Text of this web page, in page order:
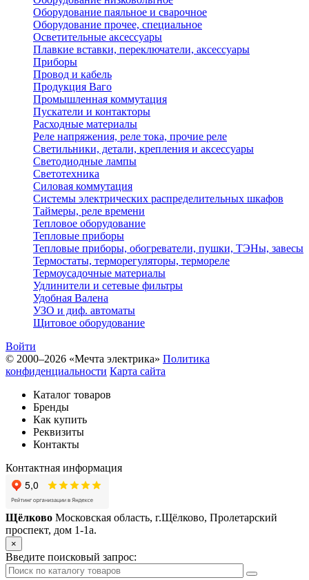
Оборудование паяльное и сварочное
Оборудование прочее, специальное
Осветительные аксессуары
Плавкие вставки, переключатели, аксессуары
Приборы
Провод и кабель
Продукция Ваго
Промышленная коммутация
Пускатели и контакторы
Расходные материалы
Реле напряжения, реле тока, прочие реле
Светильники, детали, крепления и аксессуары
Светодиодные лампы
Светотехника
Силовая коммутация
Системы электрических распределительных шкафов
Таймеры, реле времени
Тепловое оборудование
Тепловые приборы
Тепловые приборы, обогреватели, пушки, ТЭНы, завесы
Термостаты, терморегуляторы, термореле
Термоусадочные материалы
Удлинители и сетевые фильтры
Удобная Валена
УЗО и диф. автоматы
Щитовое оборудование
Войти
© 2000–2026 «Мечта электрика» Политика
конфиденциальности Карта сайта
Каталог товаров
Бренды
Как купить
Реквизиты
Контакты
Контактная информация
Щёлково Московская область, г.Щёлково, Пролетарский
проспект, дом 1‑1а.
×
Введите поисковый запрос: